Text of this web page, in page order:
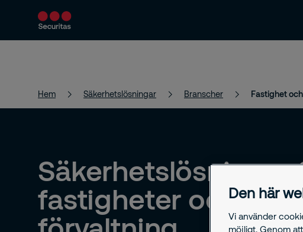
Produkter och tjänster Säkerhetslösningar
Hem Säkerhetslösningar Branscher Fastighet
Säkerhetslösningar
fastigheter ochDen här
Vi använder
möjligt. Genom